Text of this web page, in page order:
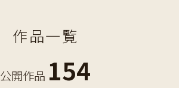
作品一覧
公開作品 154